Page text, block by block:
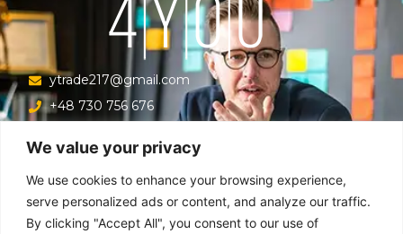
We value your privacy
We use cookies to enhance your browsing experience,
serve personalized ads or content, and analyze our traffic.
By clicking "Accept All", you consent to our use of
ytrade217@gmail.com
+48 730 756 676
Menu
Główna